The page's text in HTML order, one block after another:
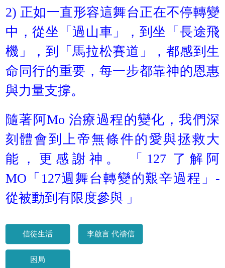
2) 正如一直形容這舞台正在不停轉變
中，從坐「過山車」，到坐「長途飛
機」，到「馬拉松賽道」，都感到生
命同行的重要，每一步都靠神的恩惠
與力量支撐。
隨著阿Mo 治療過程的變化，我們深
刻體會到上帝無條件的愛與拯救大
能，更感謝神。 「127 了解阿
MO「127週舞台轉變的艱辛過程」-
從被動到有限度參與 」
信徒生活 李啟言 代禱信
困局